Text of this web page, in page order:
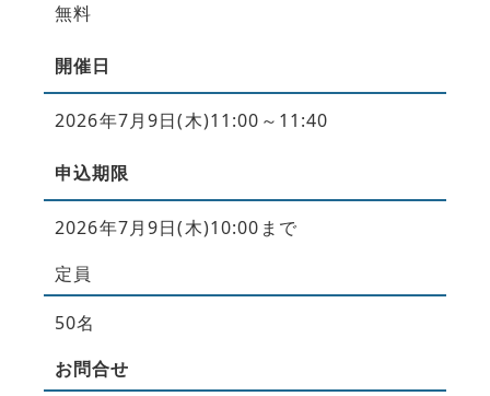
無料
開催日
2026年7月9日(木)11:00～11:40
申込期限
2026年7月9日(木)10:00まで
定員
50名
お問合せ